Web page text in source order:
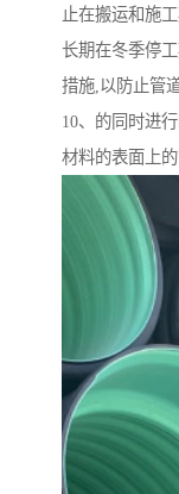
止在搬运和施
长期在冬季停
措施,以防止管
10、的同时进
材料的表面上